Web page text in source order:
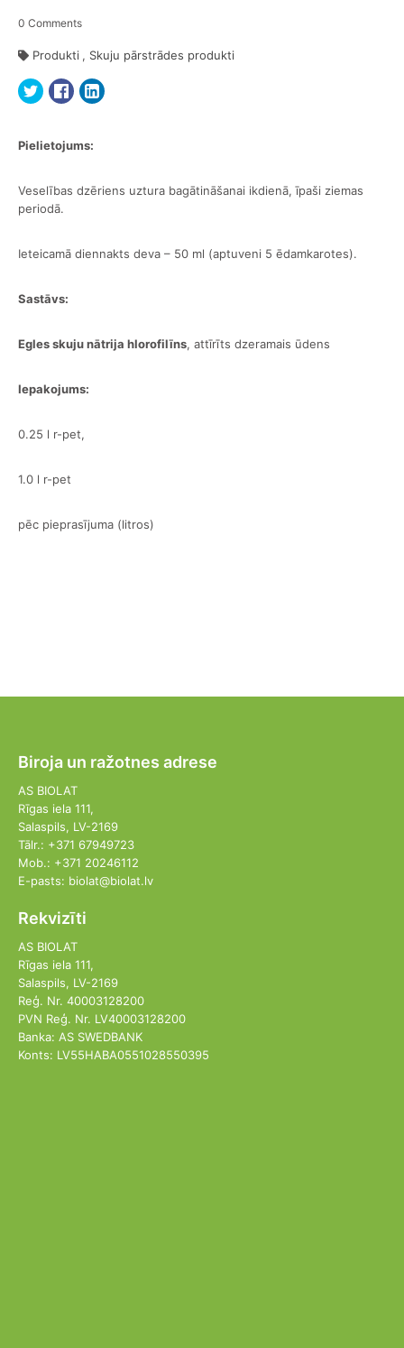
0 Comments
Produkti , Skuju pārstrādes produkti
Pielietojums:
Veselības dzēriens uztura bagātināšanai ikdienā, īpaši ziemas
periodā.
Ieteicamā diennakts deva – 50 ml (aptuveni 5 ēdamkarotes).
Sastāvs:
Egles skuju nātrija hlorofilīns, attīrīts dzeramais ūdens
Iepakojums:
0.25 l r-pet,
1.0 l r-pet
pēc pieprasījuma (litros)
Biroja un ražotnes adrese
AS BIOLAT
Rīgas iela 111,
Salaspils, LV-2169
Tālr.: +371 67949723
Mob.: +371 20246112
E-pasts: biolat@biolat.lv
Rekvizīti
AS BIOLAT
Rīgas iela 111,
Salaspils, LV-2169
Reģ. Nr. 40003128200
PVN Reģ. Nr. LV40003128200
Banka: AS SWEDBANK
Konts: LV55HABA0551028550395